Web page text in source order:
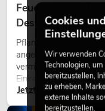
Feuerhemmende
Design perfekt
Pflanzen machen
angenehme
vermitteln
Einkaufszentren,
eine hochwertige
modernen
Jetzt lesen
Cookies
Wir verwenden
Technologien,
bereitzustellen,
zu erheben,
externe Inhalte
bereitzustellen.